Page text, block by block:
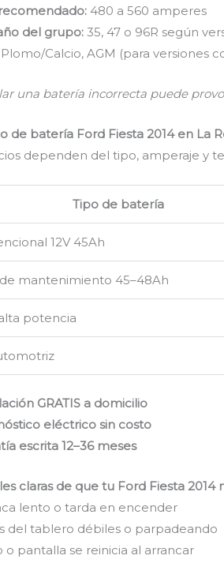
480 a 560 amperes
del grupo: 35, 47 o 96R según
Plomo/Calcio, AGM (para versiones
una batería incorrecta puede
de batería Ford Fiesta 2014 en La
dependen del tipo, amperaje y
Tipo de batería
12V 45Ah
mantenimiento 45–48Ah
potencia
GRATIS a domicilio
eléctrico sin costo
escrita 12–36 meses
claras de que tu Ford Fiesta
lento o tarda en encender
del tablero débiles o parpadeando
o pantalla se reinicia al arrancar